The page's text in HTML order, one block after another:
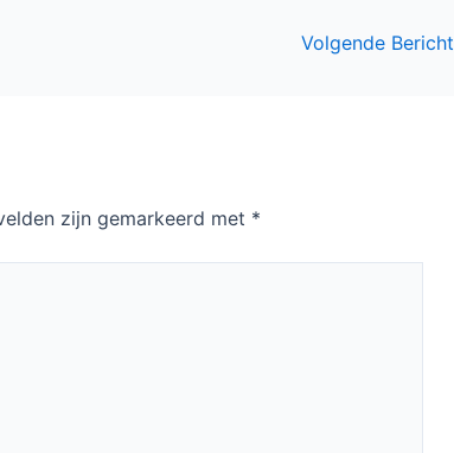
Volgende Bericht
zijn gemarkeerd met *